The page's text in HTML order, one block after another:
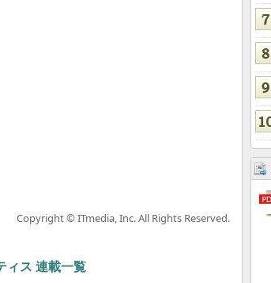
Copyright © ITmedia, Inc. All Rights Reserved.
ィス 連載一覧